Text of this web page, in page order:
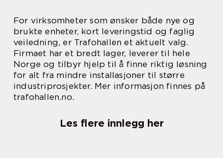
For virksomheter som ønsker både nye og
brukte enheter, kort leveringstid og faglig
veiledning, er Trafohallen et aktuelt valg.
Firmaet har et bredt lager, leverer til hele
Norge og tilbyr hjelp til å finne riktig løsning
for alt fra mindre installasjoner til større
industriprosjekter. Mer informasjon finnes på
trafohallen.no.
Les flere innlegg her